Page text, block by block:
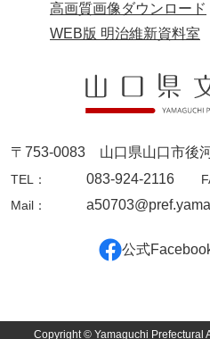
嘉村家文書
賀屋家文書
河北家文書
河崎家文書
河崎家文書（旧神代
河野家文書（美祢市
神田一・二宮関係文
高画質画像ダウンロード
WEB版 明治維新資料室
〒753-0083 山口県山口市後
TEL：
083-924-2116
Mail：
公式
Copyright © Yamaguchi Prefectural